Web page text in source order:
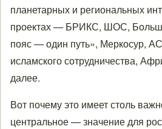
планетарных и региональных
проектах — БРИКС, ШОС,
пояс — один путь», Меркосур,
исламского сотрудничества,
далее.
Вот почему это имеет столь
центральное — значение для